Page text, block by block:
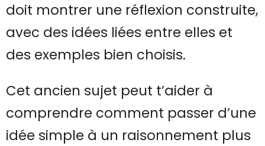
doit montrer une réflexion construite,
avec des idées liées entre elles et
des exemples bien choisis.
Cet ancien sujet peut t’aider à
comprendre comment passer d’une
idée simple à un raisonnement plus